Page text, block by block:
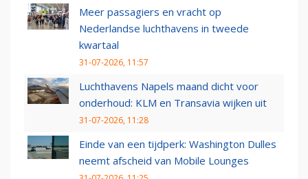
Meer passagiers en vracht op
Nederlandse luchthavens in tweede
kwartaal
31-07-2026, 11:57
Luchthavens Napels maand dicht voor
onderhoud: KLM en Transavia wijken uit
31-07-2026, 11:28
Einde van een tijdperk: Washington Dulles
neemt afscheid van Mobile Lounges